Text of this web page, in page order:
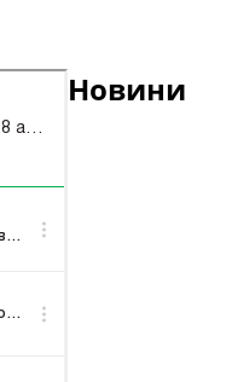
Новини